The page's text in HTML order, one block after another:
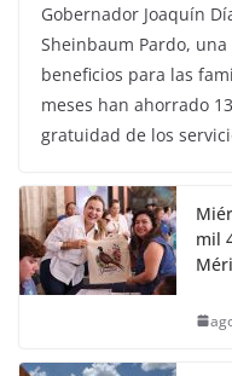
Gobernador Joaquín
Sheinbaum Pardo,
beneficios para las
meses han ahorrado
gratuidad de los
mil